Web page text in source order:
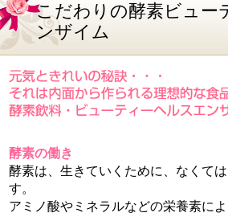
こだわりの酵素ビュー
ンザイム
酵素の働き
酵素は、生きていくために、なくて
す。
アミノ酸やミネラルなどの栄養素によ